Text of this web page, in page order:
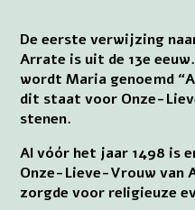
De eerste verwijzing
Arrate is uit de 13e
wordt Maria genoemd
dit staat voor Onze-
stenen.
Al vóór het jaar 1498 is
Onze-Lieve-Vrouw van
zorgde voor religieuze